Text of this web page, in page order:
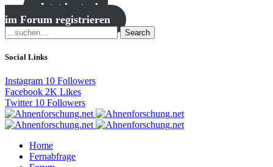
Jetzt kostenlos
im Forum registrieren
Search
Social Links
Instagram 10 Followers
Facebook 2K Likes
Twitter 10 Followers
Home
Fernabfrage